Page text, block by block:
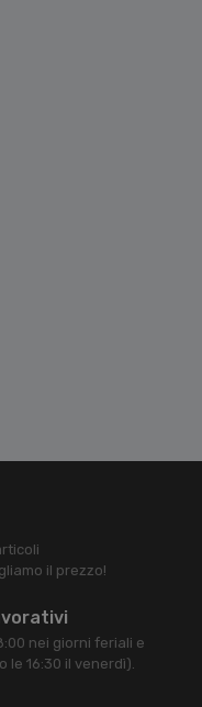
il prezzo!
nei giorni feriali e
le 16:30 il venerdì).